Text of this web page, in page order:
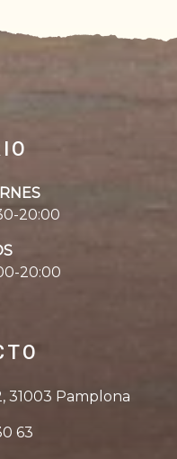
20:00
20:00
31003 Pamplona
63